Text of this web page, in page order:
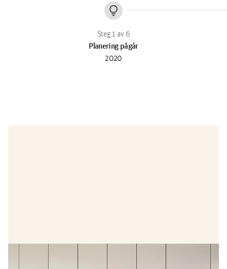
lightbulb
Planering pågår
2020
Erbjudande